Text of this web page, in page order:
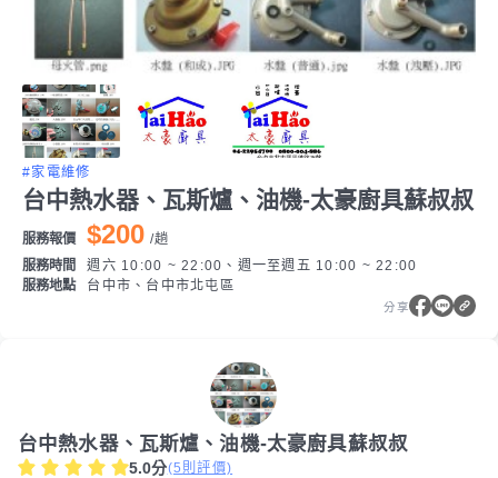
#家電維修
台中熱水器、瓦斯爐、油機-太豪廚具蘇叔叔
服務報價 $200 /趟
服務時間
週六 10:00 ~ 22:00、週一至週五 10:00 ~ 22:00
服務地點
台中市、台中市北屯區
分享
台中熱水器、瓦斯爐、油機-太豪廚具蘇叔叔
5.0分(5 則評價)